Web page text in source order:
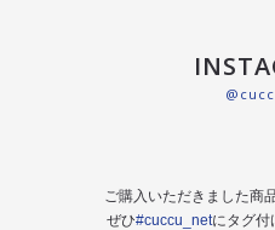
ご購入いただきました商
ぜひ#cuccu_netにタグ付